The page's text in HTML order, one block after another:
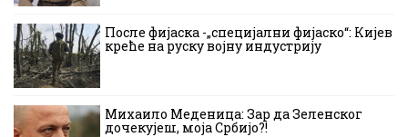
После фијаска -„специјални фијаско“: Кијев
креће на руску војну индустрију
Михаило Меденица: Зар да Зеленског
дочекујеш, моја Србијо?!